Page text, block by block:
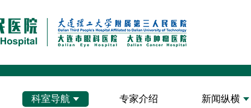
科室导航 专家介绍 新闻纵横